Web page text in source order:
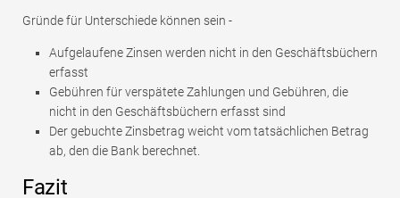
Gründe für Unterschiede können sein -
Aufgelaufene Zinsen werden nicht in den Geschäftsbüchern
erfasst
Gebühren für verspätete Zahlungen und Gebühren, die
nicht in den Geschäftsbüchern erfasst sind
Der gebuchte Zinsbetrag weicht vom tatsächlichen Betrag
ab, den die Bank berechnet.
Fazit